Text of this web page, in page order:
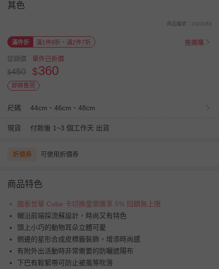
其色
商品編號：1023163
滿件折 滿1件8折，滿2件7折 進團購
促銷價
$450
單件已折價
$360
即將售完
尺碼 44cm、46cm、48cm
現貨 付款後 1~3 個工作天 出貨
折價券 可使用折價券
商品特色
國泰世華 Cube 卡切換童樂匯享 5% 回饋無上限
帽沿前端採流蘇設計，時尚又有特色
頭上小巧的動物耳朵立體可愛
側邊的星形合成皮標籤裝飾，增添時尚感
有附外出活動時非常需要的防曬遮陽布
下巴有鬆緊帶可防止被風等吹落